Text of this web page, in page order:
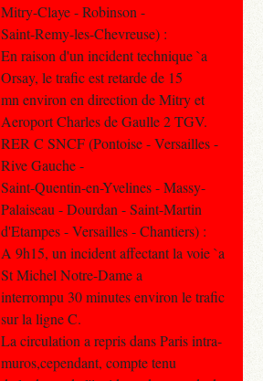
Mitry-Claye - Robinson -
Saint-Remy-les-Chevreuse) :
En raison d'un incident technique `a
Orsay, le trafic est retarde de 15
mn environ en direction de Mitry et
Aeroport Charles de Gaulle 2 TGV.
RER C SNCF (Pontoise - Versailles -
Rive Gauche -
Saint-Quentin-en-Yvelines - Massy-
Palaiseau - Dourdan - Saint-Martin
d'Etampes - Versailles - Chantiers) :
A 9h15, un incident affectant la voie `a
St Michel Notre-Dame a
interrompu 30 minutes environ le trafic
sur la ligne C.
La circulation a repris dans Paris intra-
muros,cependant, compte tenu